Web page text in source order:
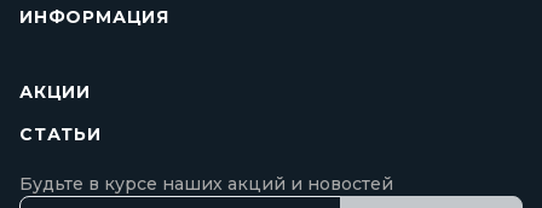
ИНФОРМАЦИЯ
АКЦИИ
СТАТЬИ
Будьте в курсе наших акций и новостей